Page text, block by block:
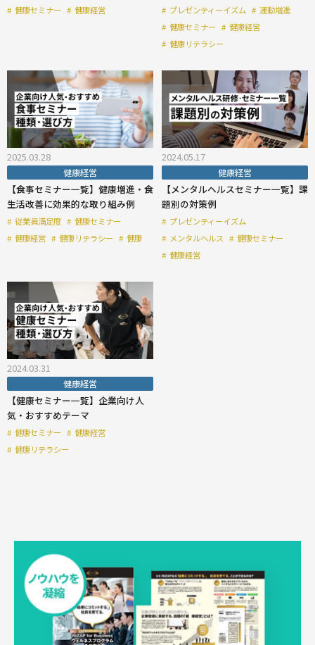
# 健康セミナー # 健康経営 # プレゼンティーイズム # 運動増進
# 健康セミナー # 健康経営
# 健康リテラシー
2025.03.28
健康経営
【食事セミナー一覧】健康増進・食
生活改善に効果的な取り組み例
# 従業員満足度 # 健康セミナー
# 健康経営 # 健康リテラシー # 健康
2024.05.17
健康経営
【メンタルヘルスセミナー一覧】課
題別の対策例
# プレゼンティーイズム
# メンタルヘルス # 健康セミナー
# 健康経営
2024.03.31
健康経営
【健康セミナー一覧】企業向け人
気・おすすめテーマ
# 健康セミナー # 健康経営
# 健康リテラシー